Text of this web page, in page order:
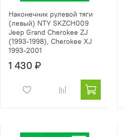
Наконечник рулевой тяги
(левый) NTY SKZCH009
Jeep Grand Cherokee ZJ
(1993-1998), Cherokee XJ
1993-2001
1 430 ₽